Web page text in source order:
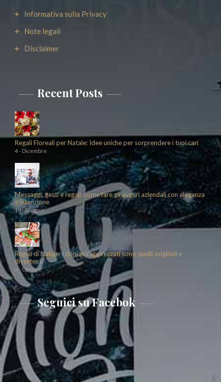
Informativa sulla Privacy
Note legali
Disclaimer
Recent Posts
Regali Floreali per Natale: Idee uniche per sorprendere i tuoi cari
4 - Dicembre
Messaggi, gesti e regali: come fare gli auguri aziendali con eleganza
e intenzione
10 - Giugno
Regali di Natale: i doni più apprezzati sono quelli originali e
divertenti
3 - Ottobre
Seguici su Facebok